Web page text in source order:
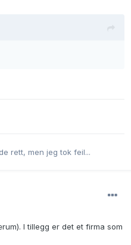
rett, men jeg tok feil...
I tillegg er det et firma som